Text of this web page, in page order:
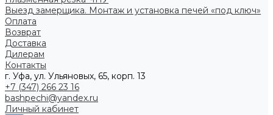
Выезд замерщика. Монтаж и установка печей «под ключ»
Оплата
Возврат
Доставка
Дилерам
Контакты
г. Уфа, ул. Ульяновых, 65, корп. 13
+7 (347) 266 23 16
bashpechi@yandex.ru
Личный кабинет